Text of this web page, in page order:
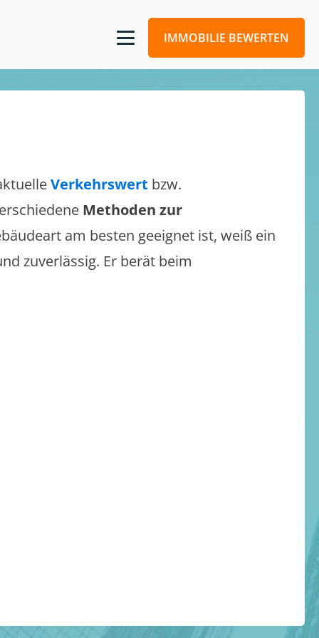
IMMOBILIE BEWERTEN
Verkehrswert bzw.
Methoden zur
am besten geeignet ist, weiß ein
zuverlässig. Er berät beim